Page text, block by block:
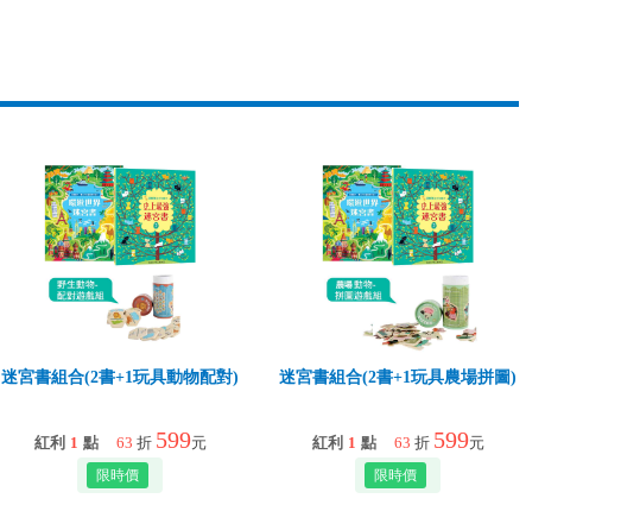
迷宮書組合(2書+1玩具動物配對)
紅利 1 點 63 折 599元
迷宮書組合(2書+1玩具農場拼圖)
紅利 1 點 63 折 599元